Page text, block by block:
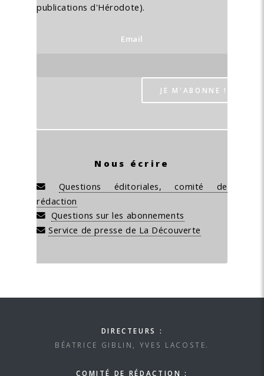
publications d'Hérodote).
Email
Nous écrire
Questions éditoriales, comité de
rédaction
Questions sur les abonnements
Service de presse de La Découverte
DIRECTEURS :
BÉATRICE GIBLIN, YVES LACOSTE.
COMITÉ DE RÉDACTION :